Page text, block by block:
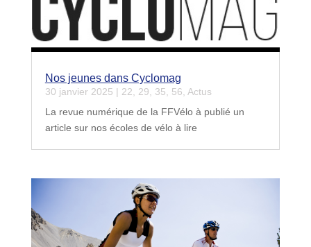
Nos jeunes dans Cyclomag
30 janvier 2025 | 22 29 35 56 Actus
La revue numérique de la FFVélo à publié un
article sur nos écoles de vélo à lire